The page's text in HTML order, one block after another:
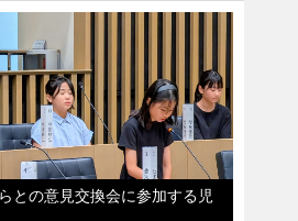
との意見交換会に参加する児